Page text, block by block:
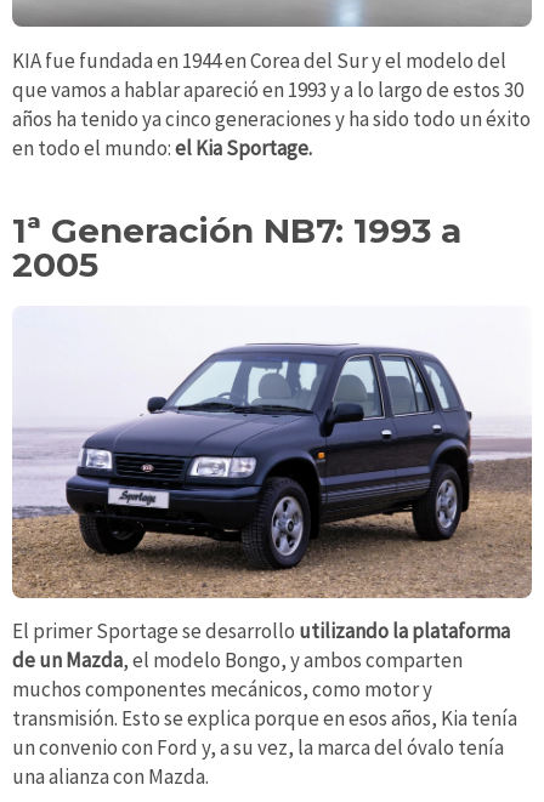
KIA fue fundada en 1944 en Corea del Sur y el modelo del
que vamos a hablar apareció en 1993 y a lo largo de estos 30
años ha tenido ya cinco generaciones y ha sido todo un éxito
en todo el mundo:el Kia Sportage.
1ª Generación NB7: 1993 a
2005
El primer Sportage se desarrollo utilizando la plataforma
de un Mazda, el modelo Bongo, y ambos comparten
muchos componentes mecánicos, como motor y
transmisión. Esto se explica porque en esos años, Kia tenía
un convenio con Ford y, a su vez, la marca del óvalo tenía
una alianza con Mazda.